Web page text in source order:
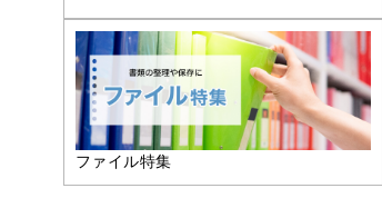
ファイル特集